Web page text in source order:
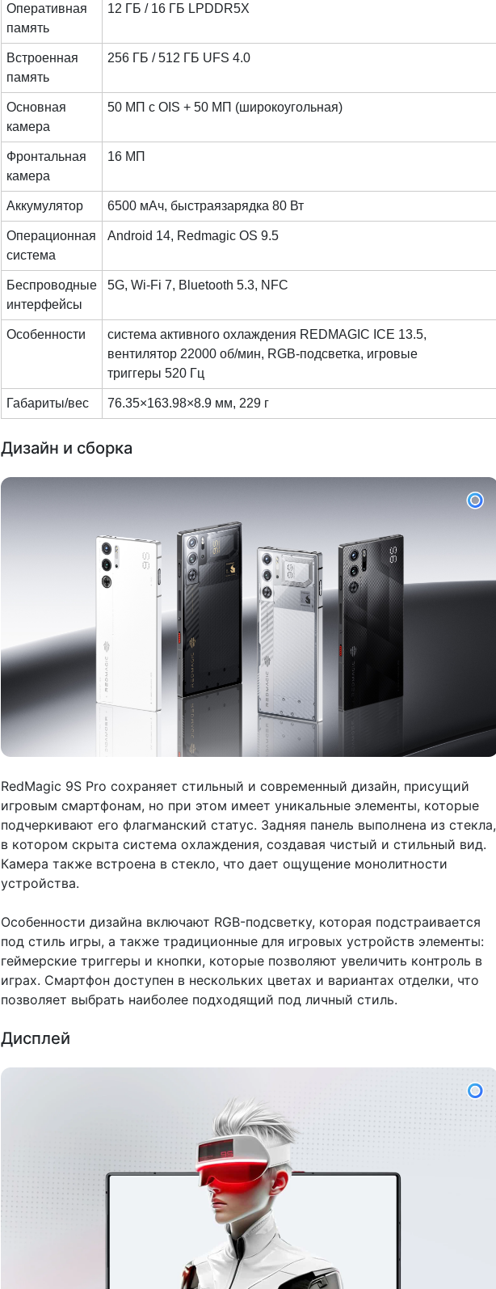
Оперативная
память
12 ГБ / 16 ГБ LPDDR5X
Встроенная
память
256 ГБ / 512 ГБ UFS 4.0
Основная
камера
50 МП с OIS + 50 МП (широкоугольная)
Фронтальная
камера
16 МП
Аккумулятор 6500 мАч, быстраязарядка 80 Вт
Операционная
система
Android 14, Redmagic OS 9.5
Беспроводные
интерфейсы
5G, Wi-Fi 7, Bluetooth 5.3, NFC
Особенности
система активного охлаждения REDMAGIC ICE 13.5,
вентилятор 22000 об/мин, RGB-подсветка, игровые
триггеры 520 Гц
Габариты/вес 76.35×163.98×8.9 мм, 229 г
Дизайн и сборка
RedMagic 9S Pro сохраняет стильный и современный дизайн, присущий
игровым смартфонам, но при этом имеет уникальные элементы, которые
подчеркивают его флагманский статус. Задняя панель выполнена из стекла,
в котором скрыта система охлаждения, создавая чистый и стильный вид.
Камера также встроена в стекло, что дает ощущение монолитности
устройства.
Особенности дизайна включают RGB-подсветку, которая подстраивается
под стиль игры, а также традиционные для игровых устройств элементы:
геймерские триггеры и кнопки, которые позволяют увеличить контроль в
играх. Смартфон доступен в нескольких цветах и вариантах отделки, что
позволяет выбрать наиболее подходящий под личный стиль.
Дисплей